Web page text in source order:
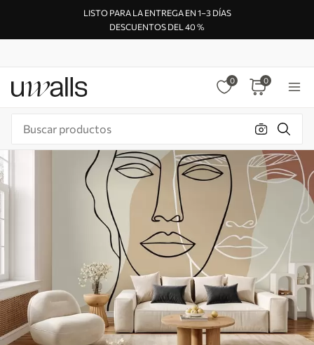
LISTO PARA LA ENTREGA EN 1–3 DÍAS
DESCUENTOS DEL 40 %
0 0